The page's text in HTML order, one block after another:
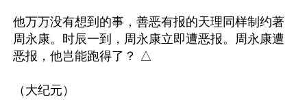
他万万没有想到的事，善恶有报的天理同样制约著
周永康。时辰一到，周永康立即遭恶报。周永康遭
恶报，他岂能跑得了？ △